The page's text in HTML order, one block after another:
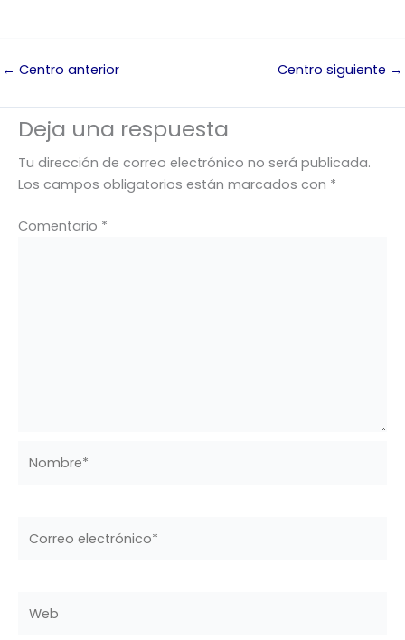
← Centro anterior Centro siguiente →
Deja una respuesta
Tu dirección de correo electrónico no será publicada.
Los campos obligatorios están marcados con *
Comentario *
electrónico*